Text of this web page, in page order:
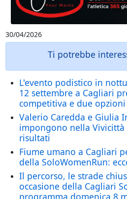
30/04/2026
Ti potrebbe
L'evento podistico in
12 settembre a Cagliari
competitiva e due
Valerio Caredda e Giulia
impongono nella
risultati
Fiume umano a Cagliari
della SoloWomenRun:
Il percorso, le strade
occasione della Cagliari